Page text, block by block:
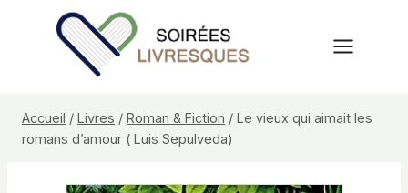
Accueil / Livres / Roman & Fiction / Le vieux qui aimait les
romans d’amour ( Luis Sepulveda)